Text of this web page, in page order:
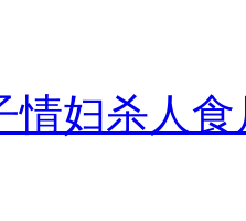
情妇杀人食